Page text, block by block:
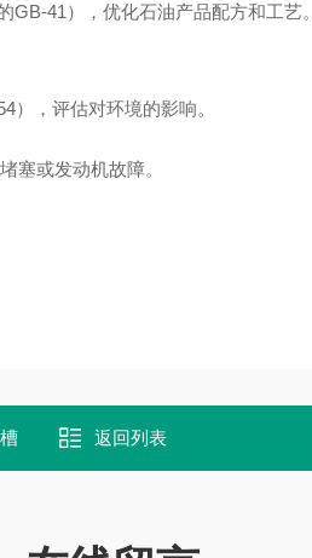
41），优化石油产品配方和工艺。
），评估对环境的影响。
塞或发动机故障。
返回列表